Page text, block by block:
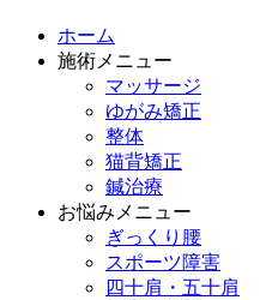
ホーム
施術メニュー
マッサージ
ゆがみ矯正
整体
猫背矯正
鍼治療
お悩みメニュー
ぎっくり腰
スポーツ障害
四十肩・五十肩